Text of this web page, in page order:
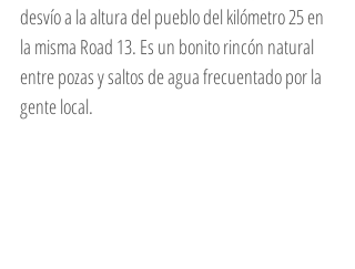
desvío a la altura del pueblo del kilómetro 25 en
la misma Road 13. Es un bonito rincón natural
entre pozas y saltos de agua frecuentado por la
gente local.